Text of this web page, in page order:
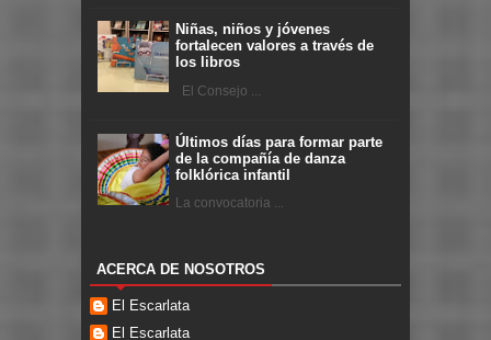
Niñas, niños y jóvenes
fortalecen valores a través de
los libros
El Consejo ...
Últimos días para formar parte
de la compañía de danza
folklórica infantil
La convocatoria ...
ACERCA DE NOSOTROS
El Escarlata
El Escarlata